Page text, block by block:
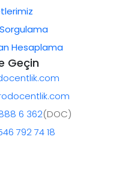
Hesaplama
Geçin
6 362(DOC)
792 74 18